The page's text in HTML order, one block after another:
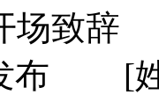
场致辞
布
[